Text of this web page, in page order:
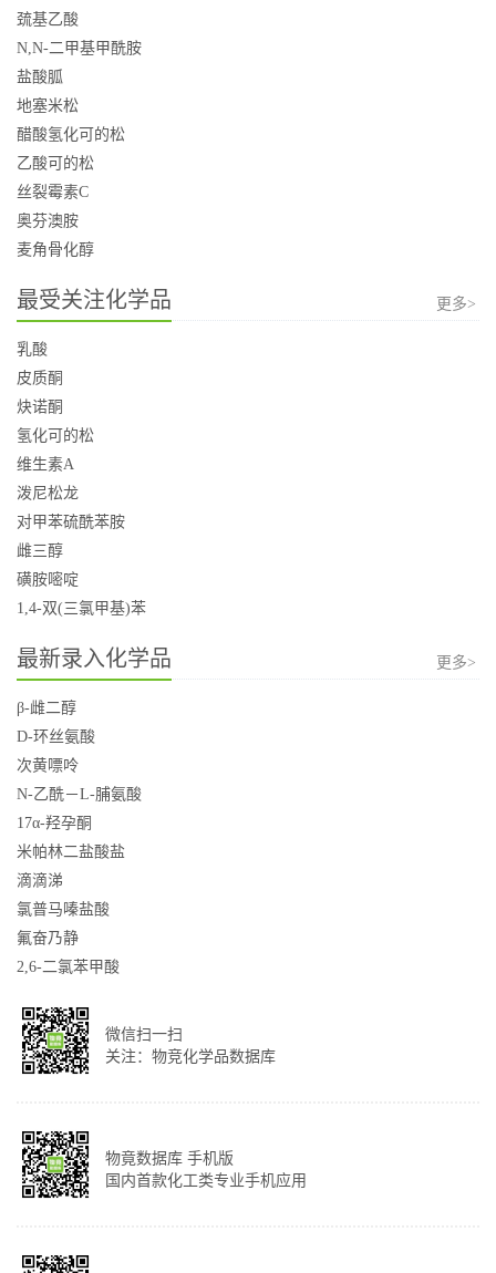
巯基乙酸
N,N-二甲基甲酰胺
盐酸胍
地塞米松
醋酸氢化可的松
乙酸可的松
丝裂霉素C
奥芬澳胺
麦角骨化醇
最受关注化学品 更多>
乳酸
皮质酮
炔诺酮
氢化可的松
维生素A
泼尼松龙
对甲苯硫酰苯胺
雌三醇
磺胺嘧啶
1,4-双(三氯甲基)苯
最新录入化学品 更多>
β-雌二醇
D-环丝氨酸
次黄嘌呤
N-乙酰－L-脯氨酸
17α-羟孕酮
米帕林二盐酸盐
滴滴涕
氯普马嗪盐酸
氟奋乃静
2,6-二氯苯甲酸
微信扫一扫
关注：物竞化学品数据库
物竟数据库 手机版
国内首款化工类专业手机应用